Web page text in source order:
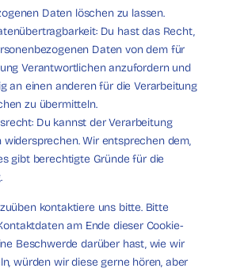
Daten löschen zu lassen.
Du hast das Recht,
Daten von dem für
Verantwortlichen anzufordern und
an einen anderen für die Verarbeitung
zu übermitteln.
Du kannst der Verarbeitung
widersprechen. Wir entsprechen dem,
gibt berechtigte Gründe für die
kontaktiere uns bitte. Bitte
am Ende dieser Cookie-
Beschwerde darüber hast, wie wir
würden wir diese gerne hören, aber